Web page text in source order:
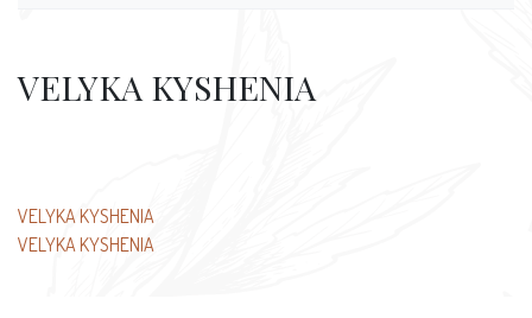
VELYKA KYSHENIA
文
章
VELYKA KYSHENIA
VELYKA KYSHENIA